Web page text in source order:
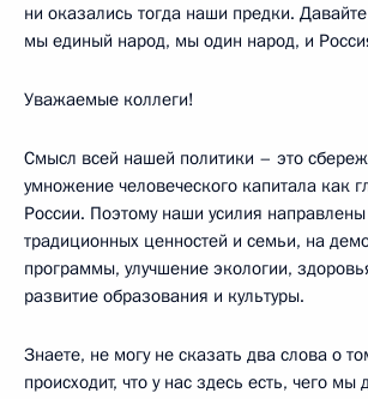
ни оказались тогда наши предки.
мы единый народ, мы один народ, и
Уважаемые коллеги!
Смысл всей нашей политики – это
умножение человеческого капитала как
России. Поэтому наши усилия
традиционных ценностей и семьи, на
программы, улучшение экологии,
развитие образования и культуры.
Знаете, не могу не сказать два слова о
происходит, что у нас здесь есть, чего мы